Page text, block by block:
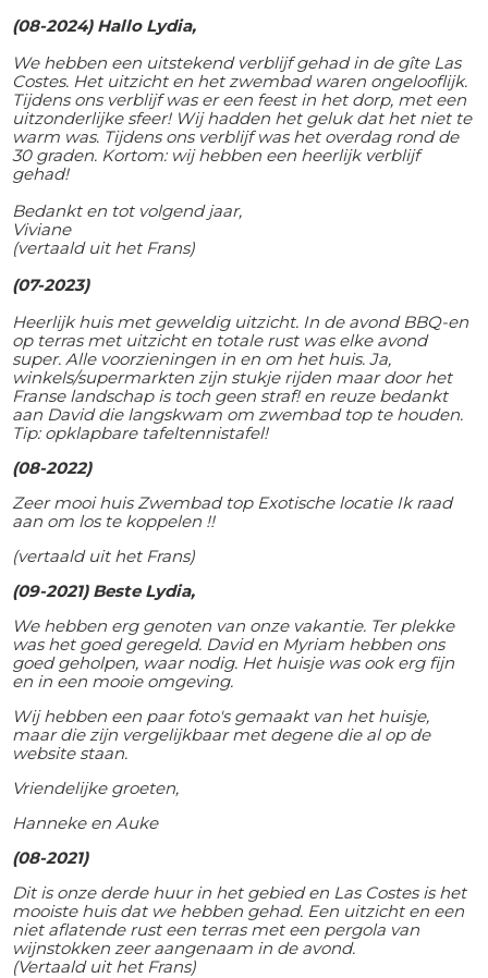
(08-2024) Hallo Lydia,
We hebben een uitstekend verblijf gehad in de gîte Las
Costes. Het uitzicht en het zwembad waren ongelooflijk.
Tijdens ons verblijf was er een feest in het dorp, met een
uitzonderlijke sfeer! Wij hadden het geluk dat het niet te
warm was. Tijdens ons verblijf was het overdag rond de
30 graden. Kortom: wij hebben een heerlijk verblijf
gehad!
Bedankt en tot volgend jaar,
Viviane
(vertaald uit het Frans)
(07-2023)
Heerlijk huis met geweldig uitzicht. In de avond BBQ-en
op terras met uitzicht en totale rust was elke avond
super. Alle voorzieningen in en om het huis. Ja,
winkels/supermarkten zijn stukje rijden maar door het
Franse landschap is toch geen straf! en reuze bedankt
aan David die langskwam om zwembad top te houden.
Tip: opklapbare tafeltennistafel!
(08-2022)
Zeer mooi huis Zwembad top Exotische locatie Ik raad
aan om los te koppelen !!
(vertaald uit het Frans)
(09-2021) Beste Lydia,
We hebben erg genoten van onze vakantie. Ter plekke
was het goed geregeld. David en Myriam hebben ons
goed geholpen, waar nodig. Het huisje was ook erg fijn
en in een mooie omgeving.
Wij hebben een paar foto's gemaakt van het huisje,
maar die zijn vergelijkbaar met degene die al op de
website staan.
Vriendelijke groeten,
Hanneke en Auke
(08-2021)
Dit is onze derde huur in het gebied en Las Costes is het
mooiste huis dat we hebben gehad. Een uitzicht en een
niet aflatende rust een terras met een pergola van
wijnstokken zeer aangenaam in de avond.
(Vertaald uit het Frans)